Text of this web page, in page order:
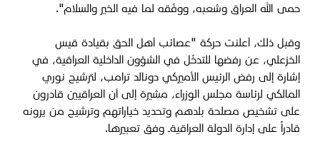
حمى الله العراق وشعبه، ووفّقه لما فيه الخير والسلام".
وقبل ذلك، أعلنت حركة "عصائب أهل الحق بقيادة قيس
الخزعلي، عن رفضها للتدخّل في الشؤون الداخلية العراقية، في
إشارة إلى رفض الرئيس الأميركي دونالد ترامب، لترشيح نوري
المالكي لرئاسة مجلس الوزراء، مشيرة إلى أن العراقيين قادرون
على تشخيص مصلحة بلدهم وتحديد خياراتهم وترشيح من يرونه
قادراً على إدارة الدولة العراقيةـ وفق تعبيرها.